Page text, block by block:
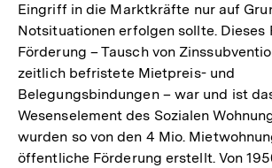
Eingriff in die Marktkräfte nur auf
Notsituationen erfolgen sollte. Dieses
Förderung – Tausch von
zeitlich befristete Mietpreis- und
Belegungsbindungen – war und ist
Wesenselement des Sozialen
wurden so von den 4 Mio.
öffentliche Förderung erstellt. Von